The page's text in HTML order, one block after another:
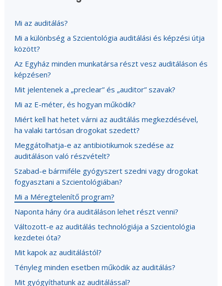
Mi az auditálás?
Mi a különbség a Szcientológia auditálási és képzési útja
között?
Az Egyház minden munkatársa részt vesz auditáláson és
képzésen?
Mit jelentenek a „preclear” és „auditor” szavak?
Mi az E-méter, és hogyan működik?
Miért kell hat hetet várni az auditálás megkezdésével,
ha valaki tartósan drogokat szedett?
Meggátolhatja-e az antibiotikumok szedése az
auditáláson való részvételt?
Szabad-e bármiféle gyógyszert szedni vagy drogokat
fogyasztani a Szcientológiában?
Mi a Méregtelenítő program?
Naponta hány óra auditáláson lehet részt venni?
Változott-e az auditálás technológiája a Szcientológia
kezdetei óta?
Mit kapok az auditálástól?
Tényleg minden esetben működik az auditálás?
Mit gyógyíthatunk az auditálással?